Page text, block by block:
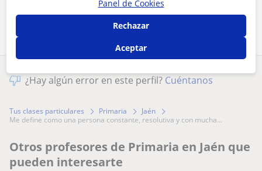
Comparte a este profesor
¿Hay algún error en este perfil? Cuéntanos
Tus clases particulares Primaria
Jaén
me define como una persona constante, resolutiva y con mucha...
Otros profesores de Primaria en Jaén que
pueden interesarte
Panel de Cookies
Rechazar
Aceptar